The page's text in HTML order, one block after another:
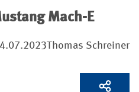
Mach-E
Thomas Schreiner